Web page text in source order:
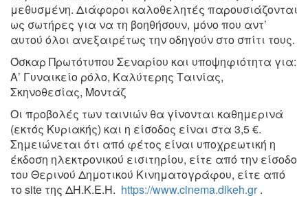
μεθυσμένη. Διάφοροι καλοθελητές παρουσιάζονται
ως σωτήρες για να τη βοηθήσουν, μόνο που αντ’
αυτού όλοι ανεξαιρέτως την οδηγούν στο σπίτι τους.
Όσκαρ Πρωτότυπου Σεναρίου και υποψηφιότητα για:
Α’ Γυναικείο ρόλο, Καλύτερης Ταινίας,
Σκηνοθεσίας, Μοντάζ
Οι προβολές των ταινιών θα γίνονται καθημερινά
(εκτός Κυριακής) και η είσοδος είναι στα 3,5 €.
Σημειώνεται ότι από φέτος είναι υποχρεωτική η
έκδοση ηλεκτρονικού εισιτηρίου, είτε από την είσοδο
του Θερινού Δημοτικού Κινηματογράφου, είτε από
το site της ΔΗ.Κ.Ε.Η. https://www.cinema.dikeh.gr.